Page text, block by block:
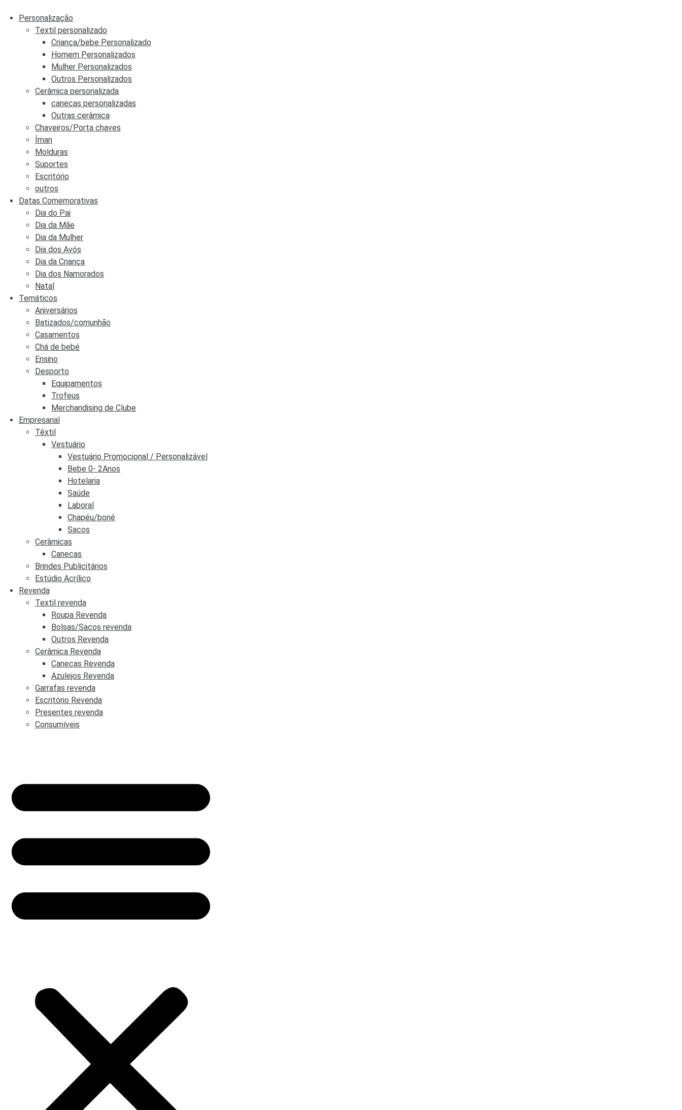
Personalização
Textil personalizado
Criança/bebe Personalizado
Homem Personalizados
Mulher Personalizados
Outros Personalizados
Cerâmica personalizada
canecas personalizadas
Outras cerâmica
Chaveiros/Porta chaves
Íman
Molduras
Suportes
Escritório
outros
Datas Comemorativas
Dia do Pai
Dia da Mãe
Dia da Mulher
Dia dos Avós
Dia da Criança
Dia dos Namorados
Natal
Temáticos
Aniversários
Batizados/comunhão
Casamentos
Chá de bebé
Ensino
Desporto
Equipamentos
Trofeus
Merchandising de Clube
Empresarial
Têxtil
Vestuário
Vestuário Promocional / Personalizável
Bebe 0- 2Anos
Hotelaria
Saúde
Laboral
Chapéu/boné
Sacos
Cerâmicas
Canecas
Brindes Publicitários
Estúdio Acrílico
Revenda
Textil revenda
Roupa Revenda
Bolsas/Sacos revenda
Outros Revenda
Cerâmica Revenda
Canecas Revenda
Azulejos Revenda
Garrafas revenda
Escritório Revenda
Presentes revenda
Consumíveis